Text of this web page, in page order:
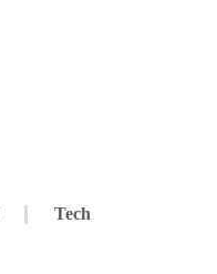
Tech